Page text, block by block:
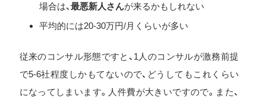
場合は、最悪新人さんが来るかもしれない
平均的には20-30万円/月くらいが多い
従来のコンサル形態ですと、1人のコンサルが激務前提
で5-6社程度しかもてないので、どうしてもこれくらい
になってしまいます。人件費が大きいですので。また、